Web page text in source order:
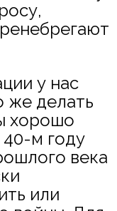
у нас
же делать
хорошо
40-м году
века
или